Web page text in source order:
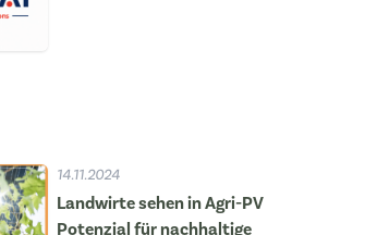
14.11.2024
Landwirte sehen in Agri-PV
Potenzial für nachhaltige